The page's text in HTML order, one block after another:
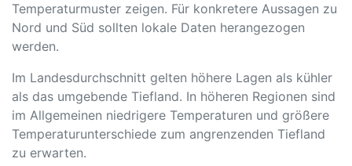
Temperaturmuster zeigen. Für konkretere Aussagen zu
Nord und Süd sollten lokale Daten herangezogen
werden.
Im Landesdurchschnitt gelten höhere Lagen als kühler
als das umgebende Tiefland. In höheren Regionen sind
im Allgemeinen niedrigere Temperaturen und größere
Temperaturunterschiede zum angrenzenden Tiefland
zu erwarten.